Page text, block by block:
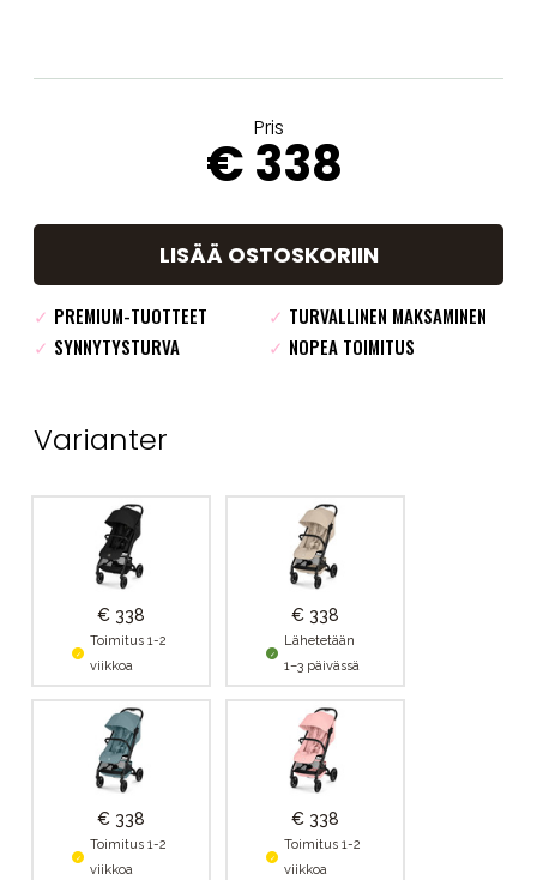
Pris
€ 338
LISÄÄ OSTOSKORIIN
✓ PREMIUM-TUOTTEET ✓ TURVALLINEN MAKSAMINEN
✓ SYNNYTYSTURVA ✓ NOPEA TOIMITUS
Varianter
€ 338
Toimitus 1-2
viikkoa
€ 338
Lähetetään
1–3 päivässä
€ 338
Toimitus 1-2
viikkoa
€ 338
Toimitus 1-2
viikkoa